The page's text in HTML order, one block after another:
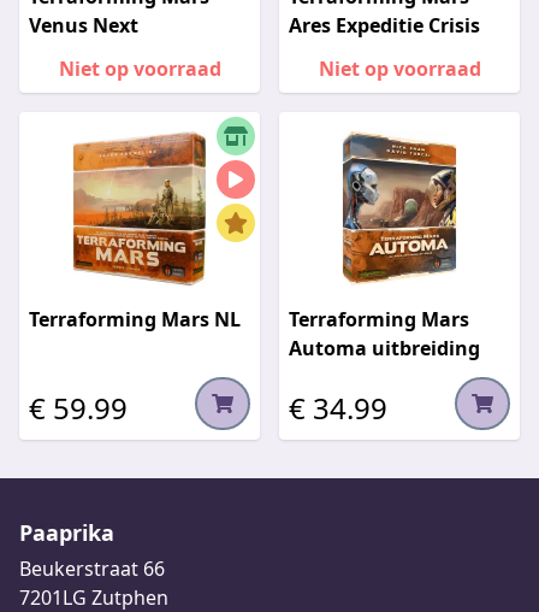
Venus Next
Niet op voorraad
Ares Expeditie Crisis
Niet op voorraad
Terraforming Mars NL
€ 59.99
Terraforming Mars
Automa uitbreiding
€ 34.99
Paaprika
Beukerstraat 66
7201LG Zutphen